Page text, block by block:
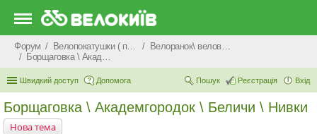
Форум Велопокатушки ( покатеньки), велопоходи, туризм.
Велоранок\ веловечір\ велодень \ велоніч
Борщаговка \ Академгородок \ Беличи \ Нивки
Швидкий доступ Допомога Вхід
Реєстрація
Пошук
Борщаговка \ Академгородок \ Беличи \ Нивки
Нова тема